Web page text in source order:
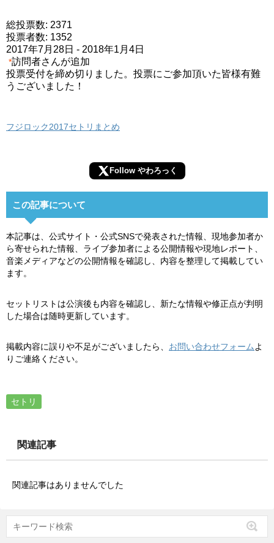
総投票数: 2371
投票者数: 1352
2017年7月28日 - 2018年1月4日
*訪問者さんが追加
投票受付を締め切りました。投票にご参加頂いた皆様有難
うございました！
フジロック2017セトリまとめ
Follow やわろっく
この記事について
本記事は、公式サイト・公式SNSで発表された情報、現地参加者か
ら寄せられた情報、ライブ参加者による公開情報や現地レポート、
音楽メディアなどの公開情報を確認し、内容を整理して掲載してい
ます。
セットリストは公演後も内容を確認し、新たな情報や修正点が判明
した場合は随時更新しています。
掲載内容に誤りや不足がございましたら、 お問い合わせフォーム よ
りご連絡ください。
セトリ
関連記事
関連記事はありませんでした